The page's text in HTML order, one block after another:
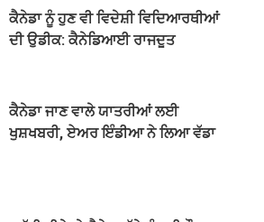
ਕੈਨੇਡਾ ਨੂੰ ਹੁਣ ਵੀ ਵਿਦੇਸ਼ੀ ਵਿਦਿਆਰਥੀਆਂ
ਦੀ ਉਡੀਕ: ਕੈਨੇਡਿਆਈ ਰਾਜਦੂਤ
ਕੈਨੇਡਾ ਜਾਣ ਵਾਲੇ ਯਾਤਰੀਆਂ ਲਈ
ਖੁਸ਼ਖਬਰੀ, ਏਅਰ ਇੰਡੀਆ ਨੇ ਲਿਆ ਵੱਡਾ